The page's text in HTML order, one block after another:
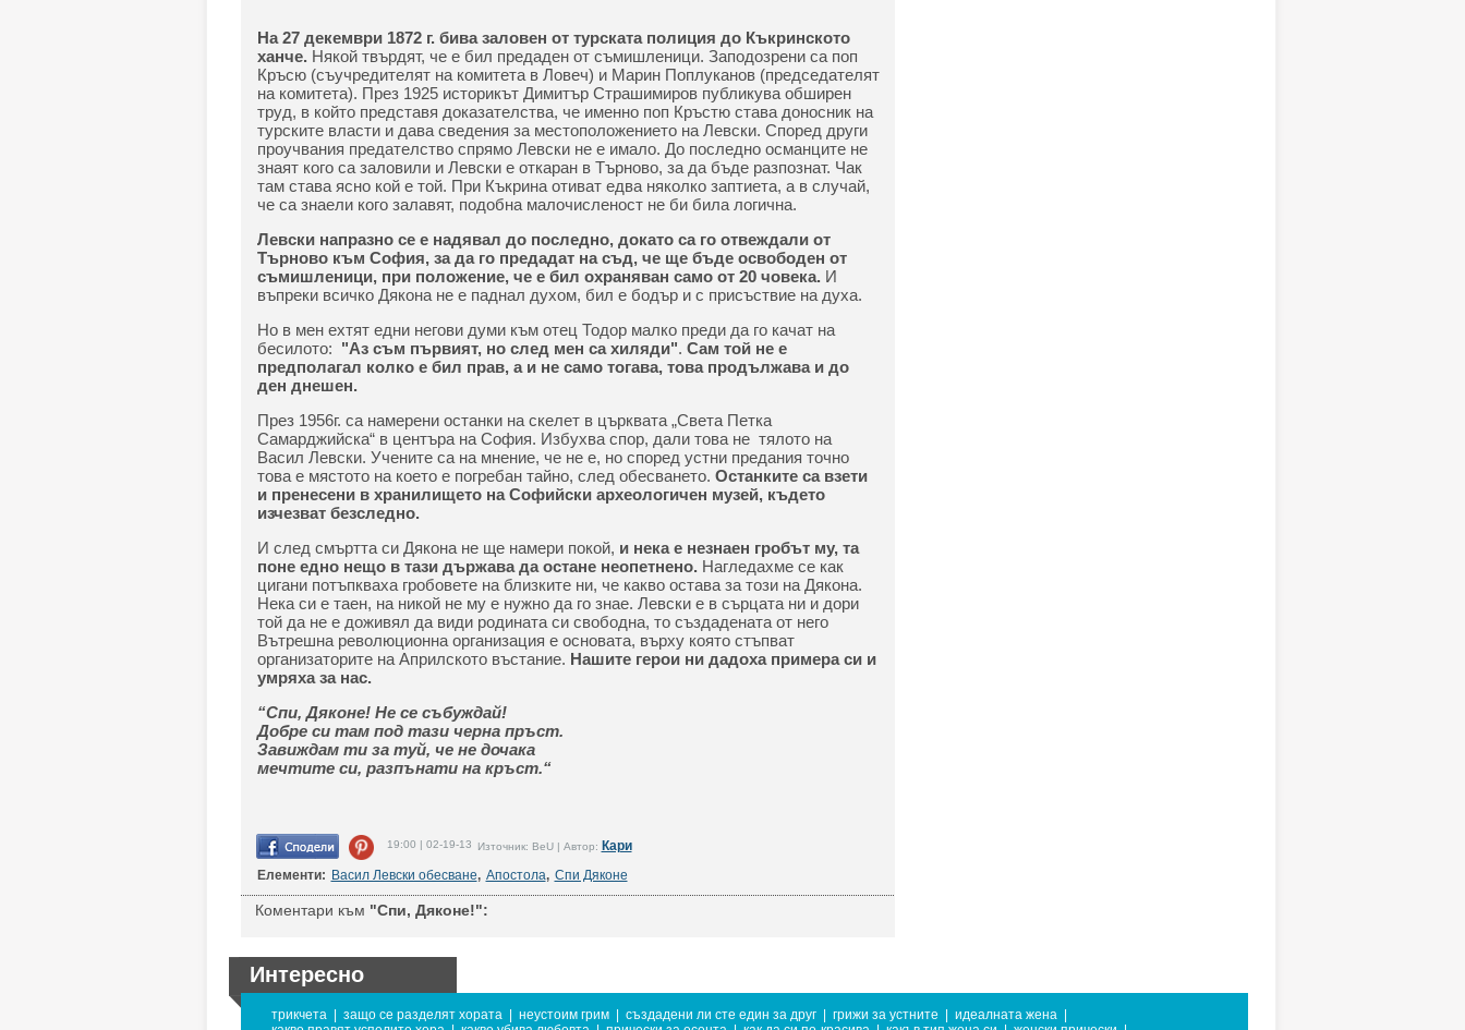
На 27 декември 1872 г. бива заловен от турската полиция до Къкринското
ханче.Някой твърдят, че е бил предаден от съмишленици. Заподозрени са поп
Кръсю (съучредителят на комитета в Ловеч) и Марин Поплуканов (председателят
на комитета). През 1925 историкът Димитър Страшимиров публикува обширен
труд, в който представя доказателства, че именно поп Кръстю става доносник на
турските власти и дава сведения за местоположението на Левски. Според други
проучвания предателство спрямо Левски не е имало. До последно османците не
знаят кого са заловили и Левски е откаран в Търново, за да бъде разпознат. Чак
там става ясно кой е той. При Къкрина отиват едва няколко заптиета, а в случай,
че са знаели кого залавят, подобна малочисленост не би била логична.
Левски напразно се е надявал до последно, докато са го отвеждали от
Търново към София, за да го предадат на съд, че ще бъде освободен от
съмишленици, при положение, че е бил охраняван само от 20 човека.И
въпреки всичко Дякона не е паднал духом, бил е бодър и с присъствие на духа.
Но в мен ехтят едни негови думи към отец Тодор малко преди да го качат на
бесилото: "Аз съм първият, но след мен са хиляди". Сам той не е
предполагал колко е бил прав, а и не само тогава, това продължава и до
ден днешен.
През 1956г. са намерени останки на скелет в църквата „Света Петка
Самарджийска“ в центъра на София. Избухва спор, дали това не тялото на
Васил Левски. Учените са на мнение, че не е, но според устни предания точно
това е мястото на което е погребан тайно, след обесването. Останките са взети
и пренесени в хранилището на Софийски археологичен музей, където
изчезват безследно.
И след смъртта си Дякона не ще намери покой, и нека е незнаен гробът му, та
поне едно нещо в тази държава да остане неопетнено.Нагледахме се как
цигани потъпкваха гробовете на близките ни, че какво остава за този на Дякона.
Нека си е таен, на никой не му е нужно да го знае. Левски е в сърцата ни и дори
той да не е доживял да види родината си свободна, то създадената от него
Вътрешна революционна организация е основата, върху която стъпват
организаторите на Априлското въстание. Нашите герои ни дадоха примера си и
умряха за нас.
“Спи, Дяконе! Не се събуждай!
Добре си там под тази черна пръст.
Завиждам ти за туй, че не дочака
мечтите си, разпънати на кръст.“
19:00 | 02-19-13 Източник: BeU | Автор: Кари
Елементи: Васил Левски обесване, Апостола, Спи Дяконе
Коментари към "Спи, Дяконе!":
Интересно
трикчета защо се разделят хората неустоим грим създадени ли сте един за друг грижи за устните идеалната жена